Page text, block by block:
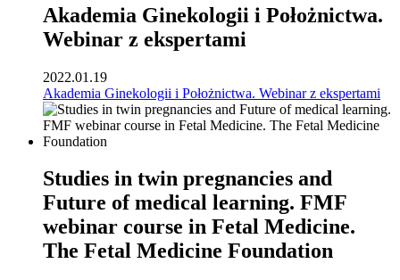
Akademia Ginekologii i Położnictwa.
Webinar z ekspertami
2022.01.19
Akademia Ginekologii i Położnictwa. Webinar z ekspertami
Studies in twin pregnancies and
Future of medical learning. FMF
webinar course in Fetal Medicine.
The Fetal Medicine Foundation